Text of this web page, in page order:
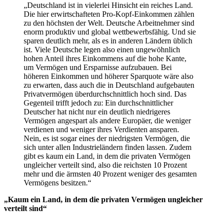
„Deutschland ist in vielerlei Hinsicht ein reiches Land.
Die hier erwirtschafteten Pro-Kopf-Einkommen zählen
zu den höchsten der Welt. Deutsche Arbeitnehmer sind
enorm produktiv und global wettbewerbsfähig. Und sie
sparen deutlich mehr, als es in anderen Ländern üblich
ist. Viele Deutsche legen also einen ungewöhnlich
hohen Anteil ihres Einkommens auf die hohe Kante,
um Vermögen und Ersparnisse aufzubauen. Bei
höheren Einkommen und höherer Sparquote wäre also
zu erwarten, dass auch die in Deutschland aufgebauten
Privatvermögen überdurchschnittlich hoch sind. Das
Gegenteil trifft jedoch zu: Ein durchschnittlicher
Deutscher hat nicht nur ein deutlich niedrigeres
Vermögen angespart als andere Europäer, die weniger
verdienen und weniger ihres Verdienten ansparen.
Nein, es ist sogar eines der niedrigsten Vermögen, die
sich unter allen Industrieländern finden lassen. Zudem
gibt es kaum ein Land, in dem die privaten Vermögen
ungleicher verteilt sind, also die reichsten 10 Prozent
mehr und die ärmsten 40 Prozent weniger des gesamten
Vermögens besitzen.“
„Kaum ein Land, in dem die privaten Vermögen ungleicher
verteilt sind“